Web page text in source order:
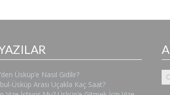
Üsküp’e Nasıl Gidilir?
Üsküp Arası Uçakla Kaç Saat?